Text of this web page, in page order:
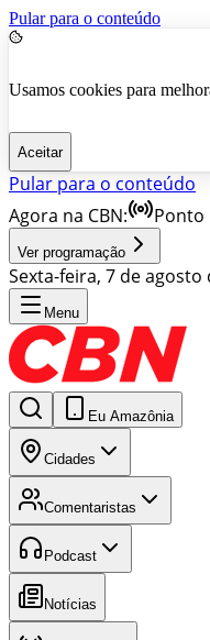
Pular para o conteúdo
Usamos cookies para
Aceitar
Pular para o conteúdo
Agora na CBN:
Ponto
Ver programação
Sexta-feira, 7 de agosto
Menu
Eu Amazônia
Cidades
Comentaristas
Podcast
Notícias